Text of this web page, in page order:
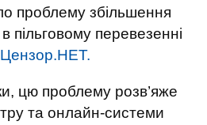
проблему збільшення
пільговому перевезенні
Цензор.НЕТ.
цю проблему розв’яже
та онлайн-системи